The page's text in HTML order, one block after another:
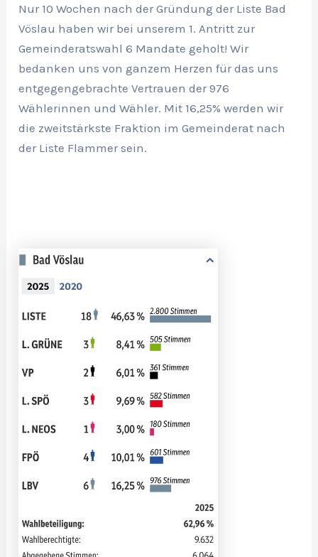
Nur 10 Wochen nach der Gründung der Liste Bad
Vöslau haben wir bei unserem 1. Antritt zur
Gemeinderatswahl 6 Mandate geholt! Wir
bedanken uns von ganzem Herzen für das uns
entgegengebrachte Vertrauen der 976
Wählerinnen und Wähler. Mit 16,25% werden wir
die zweitstärkste Fraktion im Gemeinderat nach
der Liste Flammer sein.